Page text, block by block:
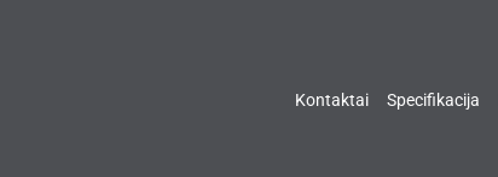
Kontaktai Specifikacija